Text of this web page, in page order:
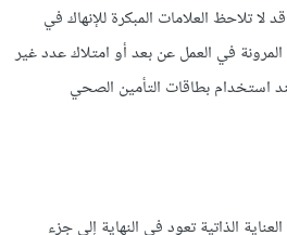
تلاحظ العلامات المبكرة للإنهاك في
في العمل عن بعد أو امتلاك عدد غير
استخدام بطاقات التأمين الصحي
الذاتية تعود في النهاية إلى جزء